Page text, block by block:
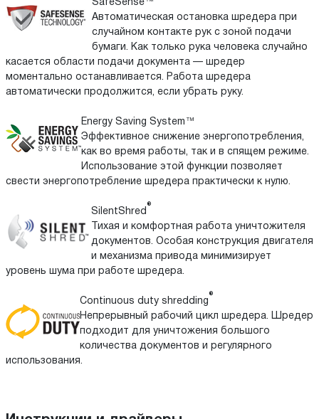
SafeSense™
Автоматическая остановка шредера при
случайном контакте рук с зоной подачи
бумаги. Как только рука человека случайно
касается области подачи документа — шредер
моментально останавливается. Работа шредера
автоматически продолжится, если убрать руку.
Energy Saving System™
Эффективное снижение энергопотребления,
как во время работы, так и в спящем режиме.
Использование этой функции позволяет
свести энергопотребление шредера практически к нулю.
SilentShred
®
Тихая и комфортная работа уничтожителя
документов. Особая конструкция двигателя
и механизма привода минимизирует
уровень шума при работе шредера.
Continuous duty shredding
®
Непрерывный рабочий цикл шредера. Шредер
подходит для уничтожения большого
количества документов и регулярного
использования.